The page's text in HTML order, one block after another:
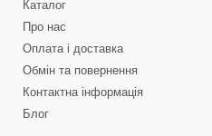
Каталог
Про нас
Оплата і доставка
Обмін та повернення
Контактна інформація
Блог